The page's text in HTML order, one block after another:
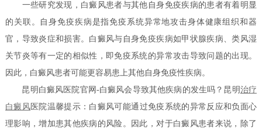
一些研究发现，白癜风患者与其他自身免疫疾病的患者有着明显
的关联。自身免疫疾病是指免疫系统异常地攻击身体健康组织和器
官，导致炎症和损害。白癜风与自身免疫疾病如甲状腺疾病、类风湿
关节炎等有一定的相似性，即免疫系统的异常攻击导致问题的出现。
因此，白癜风患者可能更容易患上其他自身免疫性疾病。
昆明白癜风医院官网-白癜风会导致其他疾病的发生吗？昆明治疗
白癜风 医院温馨提示：白癜风可能通过免疫系统的异常反应和负面心
理影响，增加患其他疾病的风险。因此，对于白癜风患者来说，除了